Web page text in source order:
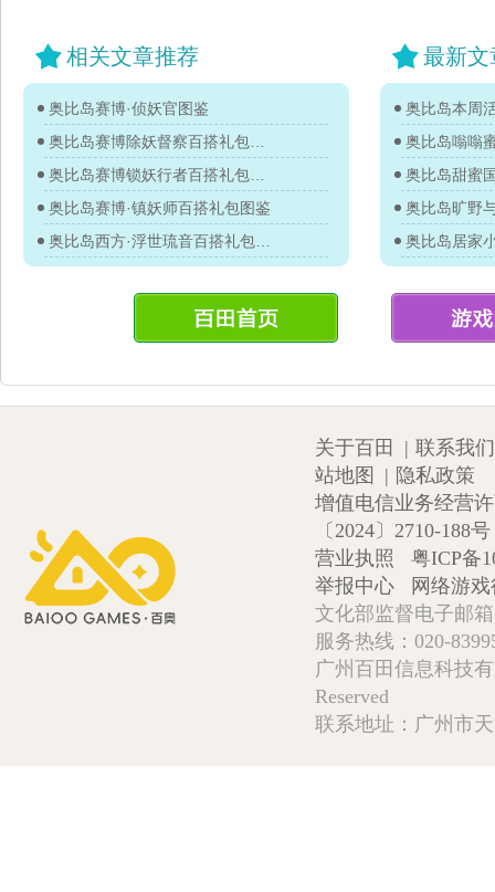
相关文章推荐
奥比岛赛博·侦妖官图鉴
奥比岛赛博·镇妖师百搭礼包图鉴
最新文
奥比岛本周
奥比岛嗡嗡
奥比岛甜蜜
奥比岛旷野
奥比岛居家
关于百田 | 联系我们
站地图
| 隐私政策
增值电信业务经营
〔2024〕2710-188号
营业执照
粤ICP备
举报中心
网络游
文化部监督电子邮
服务热线：020-
广州百田信息科技
Reserved
联系地址：广州市